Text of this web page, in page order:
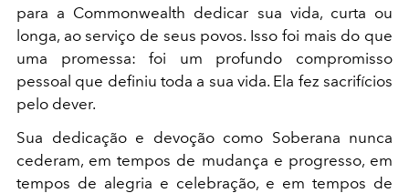
para a Commonwealth dedicar sua vida, curta ou
longa, ao serviço de seus povos. Isso foi mais do que
uma promessa: foi um profundo compromisso
pessoal que definiu toda a sua vida. Ela fez sacrifícios
pelo dever.
Sua dedicação e devoção como Soberana nunca
cederam, em tempos de mudança e progresso, em
tempos de alegria e celebração, e em tempos de